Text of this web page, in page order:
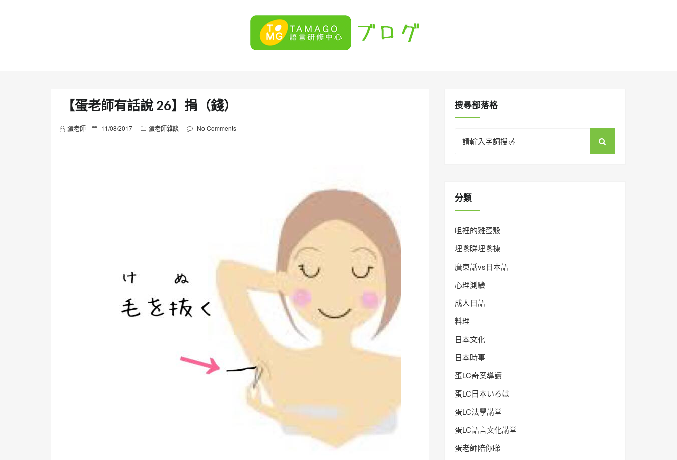
【蛋老師有話說 26】捐（錢）
蛋老師
P 11/08/2017 蛋老師雜談 No Comments
搜㝷部落格
for:
分類
咀裡的雞蛋殼
埋嚟睇埋嚟揀
廣東話vs日本語
心理測驗
成人日語
料理
日本文化
日本時事
蛋LC奇案導讀
蛋LC日本いろは
蛋LC法學講堂
蛋LC語言文化講堂
蛋老師陪你睇